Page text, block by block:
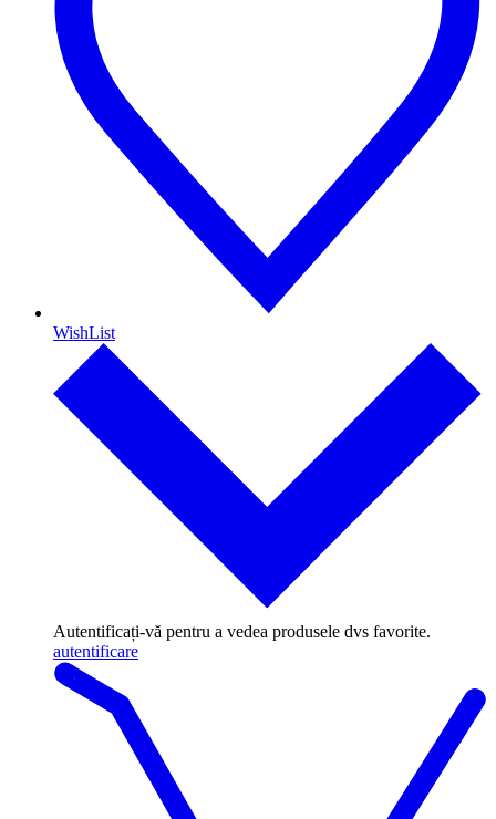
WishList
Autentificați-vă pentru a vedea produsele dvs favorite.
autentificare